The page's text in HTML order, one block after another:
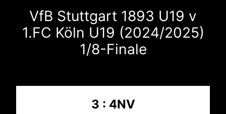
VfB Stuttgart 1893 U19 v
1.FC Köln U19 (2024/2025)
1/8-Finale
3 : 4NV